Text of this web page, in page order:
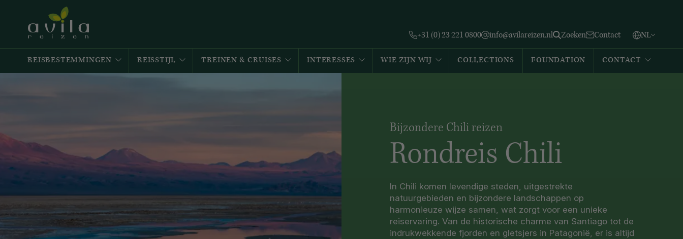
+31 (0) 23 221 0800 info@avilareizen.nl Zoeken Contact NL
Español
REISBESTEMMINGEN REISSTIJL TREINEN & CRUISES INTERESSES WIE ZIJN WIJ COLLECTIONS FOUNDATION CONTACT
Bijzondere Chili reizen
Rondreis Chili
In Chili komen levendige steden, uitgestrekte
natuurgebieden en bijzondere landschappen op
harmonieuze wijze samen, wat zorgt voor een unieke
reiservaring. Van de historische charme van Santiago tot de
indrukwekkende fjorden en gletsjers in Patagonië, er is altijd